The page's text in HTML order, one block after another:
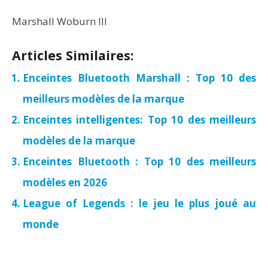
Marshall Woburn III
Articles Similaires:
Enceintes Bluetooth Marshall : Top 10 des
meilleurs modèles de la marque
Enceintes intelligentes: Top 10 des meilleurs
modèles de la marque
Enceintes Bluetooth : Top 10 des meilleurs
modèles en 2026
League of Legends : le jeu le plus joué au
monde